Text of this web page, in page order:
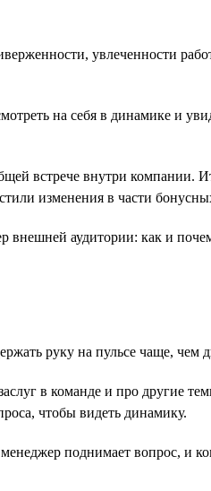
увлеченности
на себя в динамике и
встрече внутри компании.
изменения в части
аудитории: как и
руку на пульсе чаще, чем
в команде и про другие
чтобы видеть динамику.
менеджер поднимает вопрос, и